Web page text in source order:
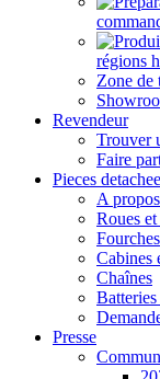
régions
Zone de
Revendeur
Trouver
Faire
Pieces
A
Roues
Fourches
Cabines
Chaînes
Presse